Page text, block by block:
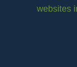
websites